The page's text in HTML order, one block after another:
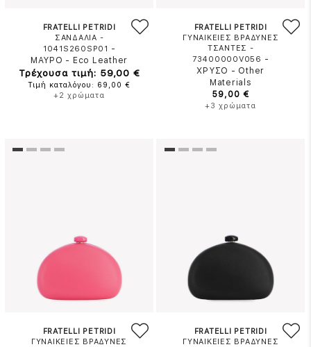
FRATELLI PETRIDI
ΣΑΝΔΑΛΙΑ -
1041S260SP01 -
ΜΑΥΡΟ - Eco Leather
Τρέχουσα τιμή: 59,00 €
Τιμή καταλόγου: 69,00 €
+2 χρώματα
FRATELLI PETRIDI
ΓΥΝΑΙΚΕΙΕΣ ΒΡΑΔΥΝΕΣ
ΤΣΑΝΤΕΣ -
73400000V056 -
ΧΡΥΣΟ - Other
Materials
59,00 €
+3 χρώματα
FRATELLI PETRIDI
ΓΥΝΑΙΚΕΙΕΣ ΒΡΑΔΥΝΕΣ
FRATELLI PETRIDI
ΓΥΝΑΙΚΕΙΕΣ ΒΡΑΔΥΝΕΣ